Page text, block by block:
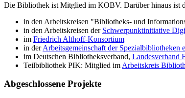
Die Bibliothek ist Mitglied im KOBV. Darüber hinaus ist
in den Arbeitskreisen "Bibliotheks- und
in den Arbeitskreisen der Schwerpunktinitiative
im Friedrich Althoff-Konsortium
in derArbeitsgemeinschaft der Spezialbibliotheken
im Deutschen Bibliotheksverband, Landesverband
Teilbibliothek PIK: Mitglied im Arbeitskreis
Abgeschlossene Projekte